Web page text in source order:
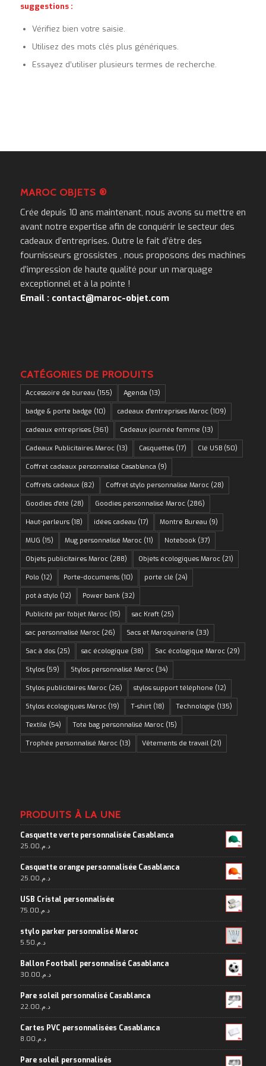
suggestions :
Vérifiez bien votre saisie.
Utilisez des mots clés plus génériques.
Essayez d’utiliser plusieurs termes de recherche.
MAROC OBJETS ®
Crée depuis 10 ans maintenant, nous avons su mettre en
avant notre expertise afin de conquérir le secteur des
cadeaux d’entreprises. Outre le fait d’être des
fournisseurs grossistes , nous proposons des machines
d’impression de haute qualité pour un marquage
exceptionnel et à la pointe !
Email : contact@maroc-objet.com
CATÉGORIES DE PRODUITS
Accessoire de bureau (155) Agenda (13)
badge & porte badge (10) cadeaux d'entreprises Maroc(109)
cadeaux entreprises(361) Cadeaux journée femme (13)
Cadeaux Publicitaires Maroc(13) Casquettes(17) Clé USB(50)
Coffret cadeaux personnalisé Casablanca (9)
Coffrets cadeaux (82) Coffret stylo personnalise Maroc(28)
Goodies d'été (28) Goodies personnalisé Maroc(286)
Haut-parleurs(18) idées cadeau (17) Montre Bureau (9)
MUG (15) Mug personnalisé Maroc(11) Notebook(37)
Objets publicitaires Maroc(288) Objets écologiques Maroc(21)
Polo (12) Porte-documents(10) porte clé (24)
pot à stylo (12) Power bank(32)
Publicité par l'objet Maroc(15) sac Kraft(25)
sac personnalisé Maroc(26) Sacs et Maroquinerie (33)
Sac à dos(25) sac écologique (38) Sac écologique Maroc(29)
Stylos(59) Stylos personnalisé Maroc(34)
Stylos publicitaires Maroc(26) stylos support téléphone (12)
Stylos écologiques Maroc(19) T-shirt(18) Technologie (135)
Textile (54) Tote bag personnalisé Maroc(15)
Trophée personnalisé Maroc(13) Vêtements de travail(21)
PRODUITS À LA UNE
Casquette verte personnalisée Casablanca
د.م.25.00
Casquette orange personnalisée Casablanca
د.م.25.00
USB Cristal personnalisée
د.م.75.00
stylo parker personnalisé Maroc
د.م.5.50
Ballon Football personnalisé Casablanca
د.م.30.00
Pare soleil personnalisé Casablanca
د.م.22.00
Cartes PVC personnalisées Casablanca
د.م.8.00
Pare soleil personnalisés